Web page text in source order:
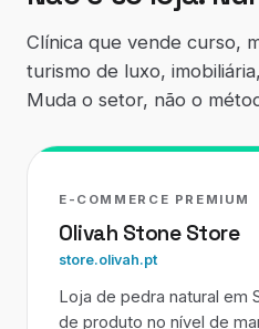
Clínica que vende curso,
turismo de luxo,
Muda o setor, não o
E-COMMERCE PREMIUM
Olivah Stone Store
store.olivah.pt
Loja de pedra natural em
de produto no nível de